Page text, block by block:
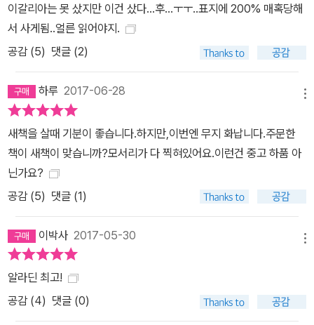
이갈리아는 못 샀지만 이건 샀다...후...ㅜㅜ..표지에 200% 매혹당해
서 사게됨..얼른 읽어야지.
공감 (5) 댓글 (2)
하루 2017-06-28
새책을 살때 기분이 좋습니다.하지만,이번엔 무지 화납니다.주문한
책이 새책이 맞습니까?모서리가 다 찍혀있어요.이런건 중고 하품 아
닌가요?
공감 (5) 댓글 (1)
이박사 2017-05-30
알라딘 최고!
공감 (4) 댓글 (0)